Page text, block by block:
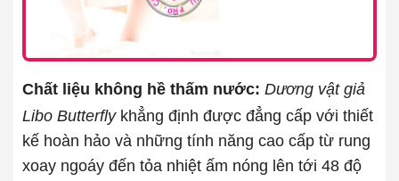
Chất liệu không hề thấm nước: Dương vật giả
Libo Butterflykhẳng định được đẳng cấp với thiết
kế hoàn hảo và những tính năng cao cấp từ rung
xoay ngoáy đến tỏa nhiệt ấm nóng lên tới 48 độ